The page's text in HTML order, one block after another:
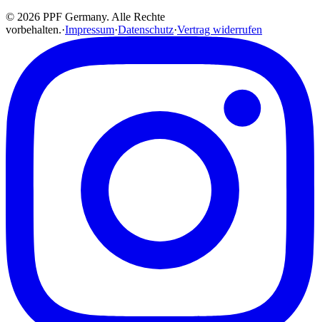
© 2026 PPF Germany. Alle Rechte
vorbehalten.·Impressum·Datenschutz·Vertrag widerrufen